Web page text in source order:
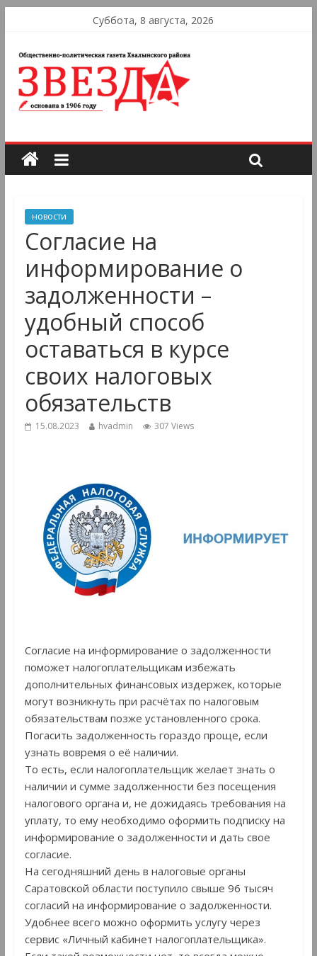
Суббота, 8 августа, 2026
новости
Согласие на
информирование о
задолженности –
удобный способ
оставаться в курсе
своих налоговых
обязательств
15.08.2023 hvadmin 307 Views
Согласие на информирование о задолженности
поможет налогоплательщикам избежать
дополнительных финансовых издержек, которые
могут возникнуть при расчётах по налоговым
обязательствам позже установленного срока.
Погасить задолженность гораздо проще, если
узнать вовремя о её наличии.
То есть, если налогоплательщик желает знать о
наличии и сумме задолженности без посещения
налогового органа и, не дожидаясь требования на
уплату, то ему необходимо оформить подписку на
информирование о задолженности и дать свое
согласие.
На сегодняшний день в налоговые органы
Саратовской области поступило свыше 96 тысяч
согласий на информирование о задолженности.
Удобнее всего можно оформить услугу через
сервис «Личный кабинет налогоплательщика».